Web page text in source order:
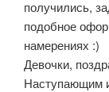
получились,
подобное
намерениях :)
Девочки,
Наступающим